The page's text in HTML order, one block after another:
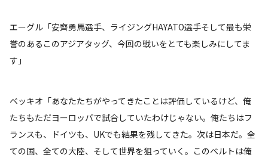
エーグル「安齊勇馬選手、ライジングHAYATO選手そして最も栄
誉のあるこのアジアタッグ、今回の戦いをとても楽しみにしてま
す」
ベッキオ「あなたたちがやってきたことは評価しているけど、俺
たちもただヨーロッパで試合していたわけじゃない。俺たちはフ
ランスも、ドイツも、UKでも結果を残してきた。次は日本だ。全
ての国、全ての大陸、そして世界を狙っていく。このベルトは俺